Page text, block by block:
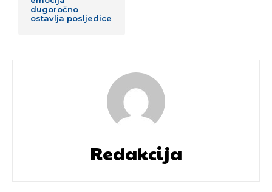
dugoročno
ostavlja posljedice
Redakcija